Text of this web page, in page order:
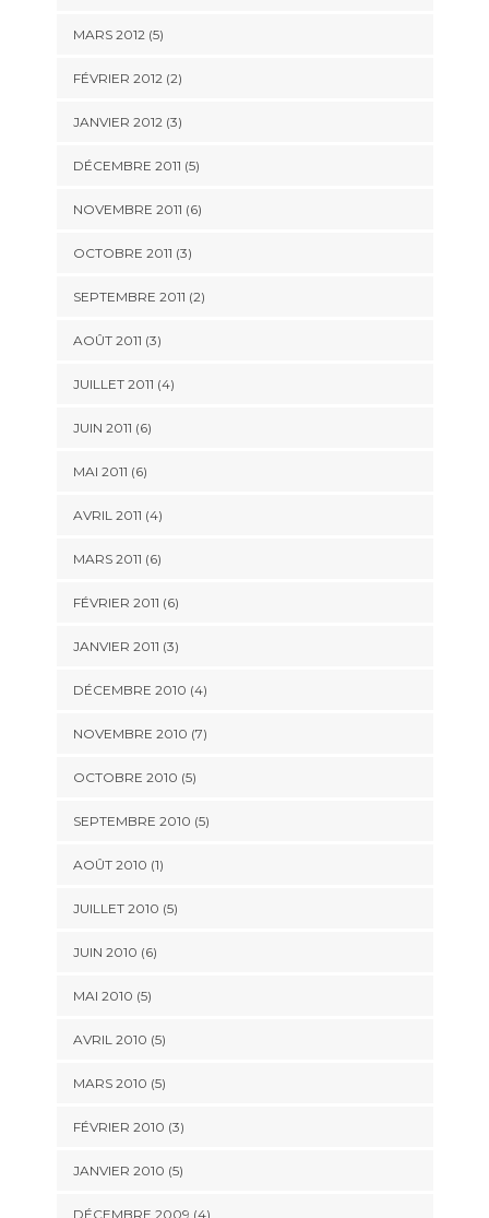
MARS 2012(5)
FÉVRIER 2012(2)
JANVIER 2012(3)
DÉCEMBRE 2011 (5)
NOVEMBRE 2011 (6)
OCTOBRE 2011 (3)
SEPTEMBRE 2011 (2)
AOÛT 2011 (3)
JUILLET 2011 (4)
JUIN 2011 (6)
MAI 2011 (6)
AVRIL 2011 (4)
MARS 2011 (6)
FÉVRIER 2011 (6)
JANVIER 2011 (3)
DÉCEMBRE 2010 (4)
NOVEMBRE 2010 (7)
OCTOBRE 2010 (5)
SEPTEMBRE 2010 (5)
AOÛT 2010 (1)
JUILLET 2010 (5)
JUIN 2010 (6)
MAI 2010 (5)
AVRIL 2010 (5)
MARS 2010 (5)
FÉVRIER 2010 (3)
JANVIER 2010 (5)
DÉCEMBRE 2009 (4)